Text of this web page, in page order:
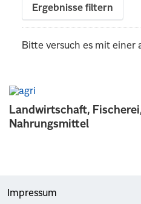
Landwirtschaft,
Nahrungsmittel
Ergebnisse filtern
Bitte versuch es mit einer
Impressum